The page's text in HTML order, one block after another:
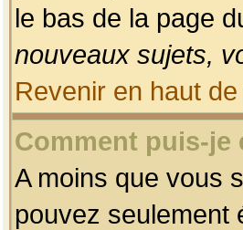
le bas de la page
nouveaux sujets,
Revenir en haut
Comment puis-je
A moins que vous
pouvez seulement